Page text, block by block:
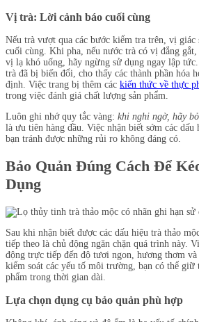
Vị trà: Lời cảnh báo cuối cùng
Nếu trà vượt qua các bước kiểm tra trên, vị giác
cuối cùng. Khi pha, nếu nước trà có vị đắng
vị lạ khó uống, hãy ngừng sử dụng ngay lập
trà đã bị biến đổi, cho thấy các thành phần hóa
định. Việc trang bị thêm các kiến thức về thực
trong việc đánh giá chất lượng sản phẩm.
Luôn ghi nhớ quy tắc vàng: khi nghi ngờ, hãy
là ưu tiên hàng đầu. Việc nhận biết sớm các dấu
bạn tránh được những rủi ro không đáng có.
Bảo Quản Đúng Cách Để
Dụng
Sau khi nhận biết được các dấu hiệu trà thảo
tiếp theo là chủ động ngăn chặn quá trình này.
động trực tiếp đến độ tươi ngon, hương thơm và
kiểm soát các yếu tố môi trường, bạn có thể giữ
phẩm trong thời gian dài.
Lựa chọn dụng cụ bảo quản phù hợp